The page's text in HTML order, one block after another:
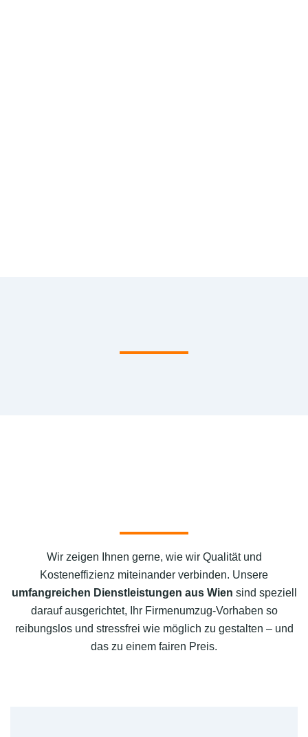
Wir zeigen Ihnen gerne, wie wir Qualität und
Kosteneffizienz miteinander verbinden. Unsere
umfangreichen Dienstleistungen aus Wien sind speziell
darauf ausgerichtet, Ihr Firmenumzug-Vorhaben so
reibungslos und stressfrei wie möglich zu gestalten – und
das zu einem fairen Preis.